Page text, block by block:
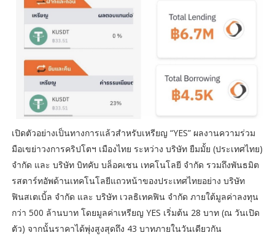
เปิดตัวอย่างเป็นทางการแล้วสำหรับเหรียญ “YES” ผลงานความร่วม
มือเขย่าวงการคริปโตฯ เมืองไทย ระหว่าง บริษัท ยืมมั้ย (ประเทศไทย)
จำกัด และ บริษัท บิทคับ บล็อคเชน เทคโนโลยี จำกัด รวมถึงพันธมิต
รสตาร์ทอัพด้านเทคโนโลยีแถวหน้าของประเทศไทยอย่าง บริษัท
ฟินสเตเบิ้ล จำกัด และ บริษัท เวลธิเทคฟิน จำกัด ภายใต้มูลค่าลงทุน
กว่า 500 ล้านบาท โดยมูลค่าเหรียญ YES เริ่มต้น 28 บาท (ณ วันเปิด
ตัว) จากนั้นราคาได้พุ่งสูงสุดถึง 43 บาทภายในวันเดียวกัน